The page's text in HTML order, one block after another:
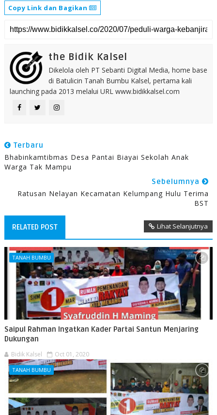
Copy Link dan Bagikan
the Bidik Kalsel
Dikelola oleh PT Sebanti Digital Media, home base
di Batulicin Tanah Bumbu Kalsel, pertama kali
launching pada 2013 melalui URL www.bidikkalsel.com
Terbaru
Bhabinkamtibmas Desa Pantai Biayai Sekolah Anak
Warga Tak Mampu
Sebelumnya
Ratusan Nelayan Kecamatan Kelumpang Hulu Terima
BST
RELATED POST Lihat Selanjutnya
TANAH BUMBU
Saipul Rahman Ingatkan Kader Partai Santun Menjaring
Dukungan
Bidik Kalsel Oct 01, 2020
TANAH BUMBU